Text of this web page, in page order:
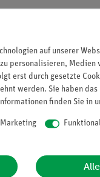
auf unserer
personalisieren,
erst durch gesetzte
werden. Sie haben
finden Sie in
Marketing